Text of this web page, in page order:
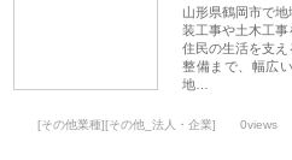
山形県鶴岡市で
装工事や土木工
住民の生活を支
整備まで、幅広
地…
[その他業種][その他_法人・企業] 0views